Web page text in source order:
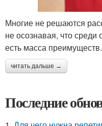
Многие не решаются
не осознавая, что среди
есть масса преимуществ.
читать дальше →
Последние